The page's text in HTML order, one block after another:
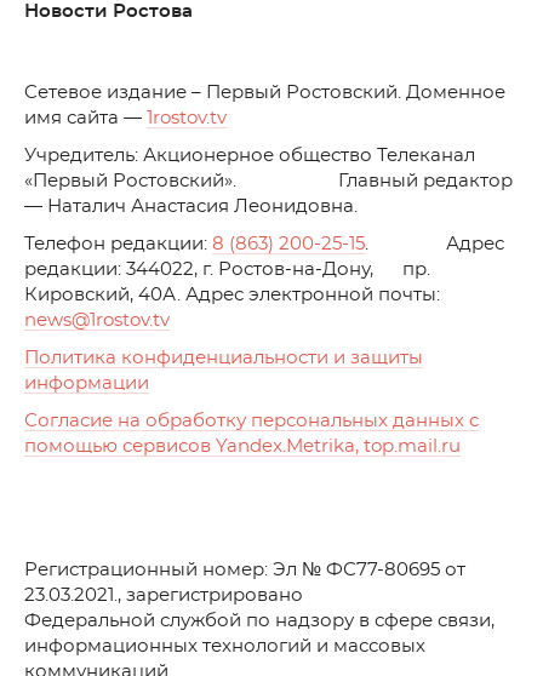
Новости Ростова
Cетевое издание – Первый Ростовский. Доменное
имя сайта —
1rostov.tv
Учредитель: Акционерное общество Телеканал
«Первый Ростовский». Главный редактор
— Наталич Анастасия Леонидовна.
Телефон редакции: 8 (863) 200-25-15. Адрес
редакции: 344022, г. Ростов-на-Дону, пр.
Кировский, 40А. Адрес электронной почты:
news@1rostov.tv
Политика конфиденциальности и защиты
информации
Согласие на обработку персональных данных с
помощью сервисов Yandex.Metrika, top.mail.ru
Регистрационный номер: Эл № ФС77-80695 от
23.03.2021., зарегистрировано
Федеральной службой по надзору в сфере связи,
информационных технологий и массовых
коммуникаций.